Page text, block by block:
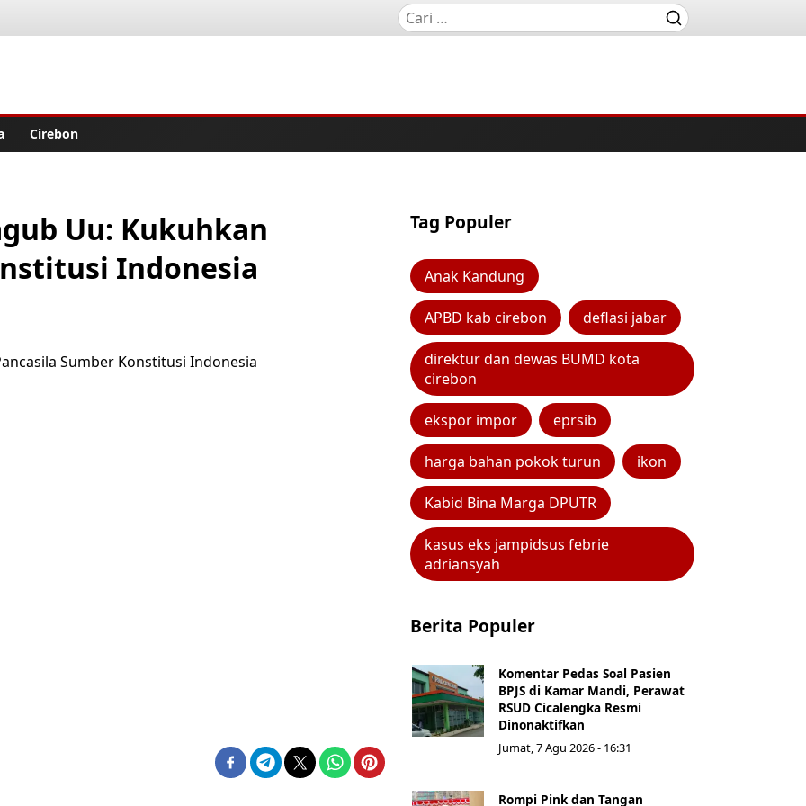
Cirebon
Uu: Kukuhkan
Indonesia
Tag Populer
Anak Kandung
APBD kab cirebon deflasi jabar
direktur dan dewas BUMD kota
cirebon
ekspor impor eprsib
harga bahan pokok turun ikon
Kabid Bina Marga DPUTR
kasus eks jampidsus febrie
adriansyah
Berita Populer
Komentar Pedas Soal Pasien
BPJS di Kamar Mandi, Perawat
RSUD Cicalengka Resmi
Dinonaktifkan
Jumat, 7 Agu 2026 - 16:31
Rompi Pink dan Tangan